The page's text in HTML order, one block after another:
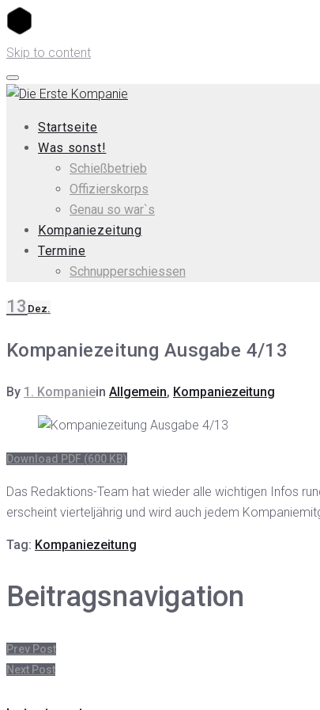
Skip to content
Startseite
Was sonst!
Schießbetrieb
Offizierskorps
Genau so war`s
Kompaniezeitung
Termine
Schnupperschiessen
13 Dez.
Kompaniezeitung Ausgabe 4/13
By 1. Kompaniein Allgemein, Kompaniezeitung
Download PDF (600 KB)
Das Redaktions-Team hat wieder alle wichtigen Infos
erscheint vierteljährig und wird auch jedem
Tag: Kompaniezeitung
Beitragsnavigation
Prev Post
Next Post